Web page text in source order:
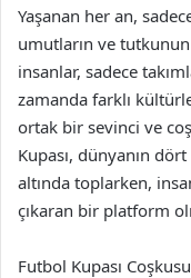
Yaşanan her an,
umutların ve
insanlar, sadece
zamanda farklı
ortak bir sevinci ve
Kupası, dünyanın
altında toplarken,
çıkaran bir platform
Futbol Kupası